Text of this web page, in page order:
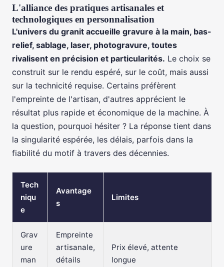
L'alliance des pratiques artisanales et
technologiques en personnalisation
L'univers du granit accueille gravure à la main, bas-
relief, sablage, laser, photogravure, toutes
rivalisent en précision et particularités. Le choix se
construit sur le rendu espéré, sur le coût, mais aussi
sur la technicité requise. Certains préfèrent
l'empreinte de l'artisan, d'autres apprécient le
résultat plus rapide et économique de la machine. À
la question, pourquoi hésiter ? La réponse tient dans
la singularité espérée, les délais, parfois dans la
fiabilité du motif à travers des décennies.
Tech
niqu
e
Avantage
s
Limites
Grav
ure
man
Empreinte
artisanale,
détails
Prix élevé, attente
longue